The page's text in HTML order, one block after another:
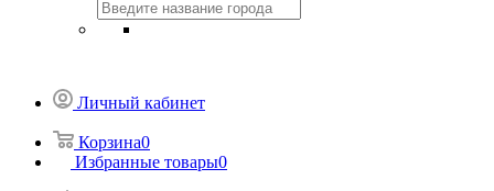
Личный кабинет
Корзина0
Избранные товары0